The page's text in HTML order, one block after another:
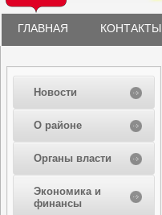
ГЛАВНАЯ КОНТАКТЫ
Новости
О районе
Органы власти
Экономика и
финансы